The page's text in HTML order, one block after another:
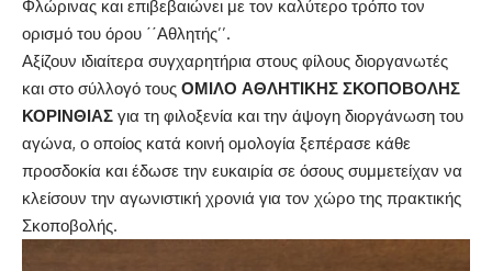
Φλώρινας και επιβεβαιώνει με τον καλύτερο τρόπο τον
ορισμό του όρου ΄΄Αθλητής’’.
Αξίζουν ιδιαίτερα συγχαρητήρια στους φίλους διοργανωτές
και στο σύλλογό τους ΟΜΙΛΟ ΑΘΛΗΤΙΚΗΣ ΣΚΟΠΟΒΟΛΗΣ
ΚΟΡΙΝΘΙΑΣ για τη φιλοξενία και την άψογη διοργάνωση του
αγώνα, ο οποίος κατά κοινή ομολογία ξεπέρασε κάθε
προσδοκία και έδωσε την ευκαιρία σε όσους συμμετείχαν να
κλείσουν την αγωνιστική χρονιά για τον χώρο της πρακτικής
Σκοποβολής.